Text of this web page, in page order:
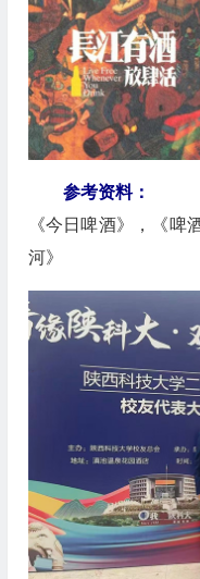
参考资料：
《今日啤酒》，《啤
河》